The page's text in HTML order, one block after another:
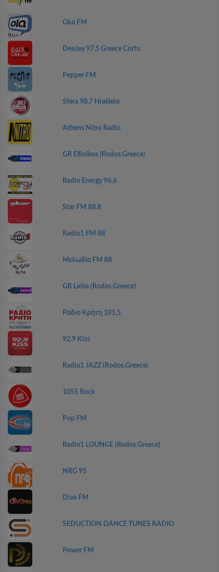
Ολα FM
DeeJay 97.5 Greece Corfu
Pepper FM
Sfera 98,7 Hrakleio
Athens Nitro Radio
GR Ellinikos (Rodos.Greece)
Radio Energy 96,6
Star FM 88.8
Radio1 FM 88
Μελωδία FM 88
GR Laika (Rodos.Greece)
Ράδιο Κρήτη 101,5
92.9 Kiss
Radio1 JAZZ (Rodos.Greece)
1055 Rock
Pop FM
Radio1 LOUNGE (Rodos.Greece)
NRG 95
Diva FM
SEDUCTION DANCE TUNES RADIO
Power FM